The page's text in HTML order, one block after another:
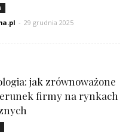
- 29 grudnia 2025
jak zrównoważone
firmy na rynkach